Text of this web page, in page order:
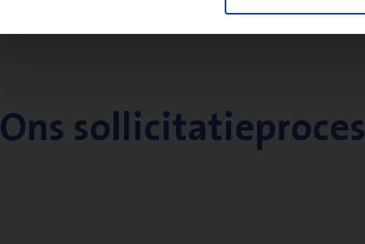
Ons sollicitatieproces